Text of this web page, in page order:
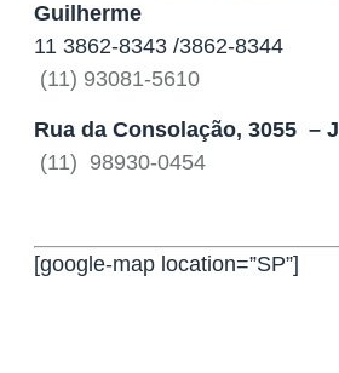
Guilherme
‎11 3862-8343 /3862-8344
(11) 93081-5610
Rua da Consolação, 3055 –
(11) 98930-0454
[google-map location=”SP”]